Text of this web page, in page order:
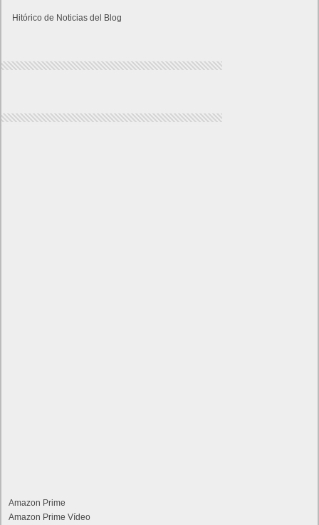
Hitórico de Noticias del Blog
Amazon Prime
Amazon Prime Vídeo